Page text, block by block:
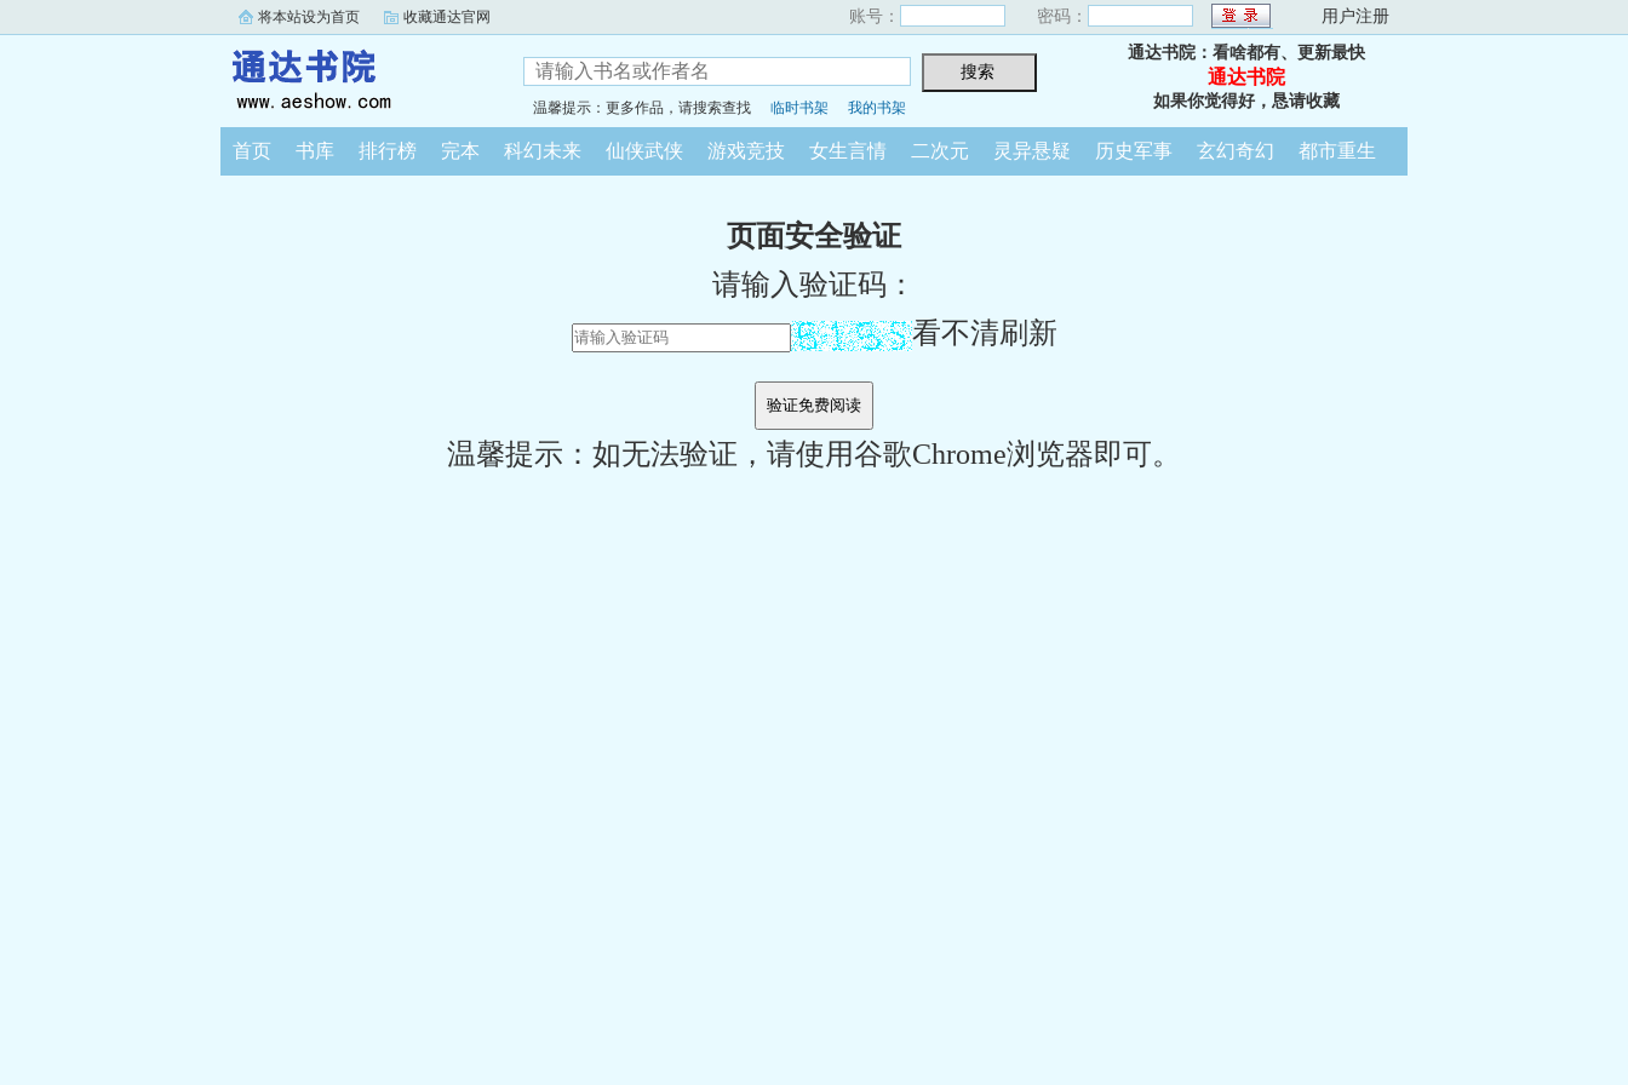
将本站设为首页 收藏通达官网 账号： 密码： 用户注册
温馨提示：更多作品，请搜索查找 临时书架 我的书架
通达书院：看啥都有、更新最快
通达书院
如果你觉得好，恳请收藏
首页 书库 排行榜 完本 科幻未来 仙侠武侠 游戏竞技 女生言情 二次元 灵异悬疑 历史军事 玄幻奇幻 都市重生
页面安全验证
请输入验证码：
看不清刷新
温馨提示：如无法验证，请使用谷歌Chrome浏览器即可。